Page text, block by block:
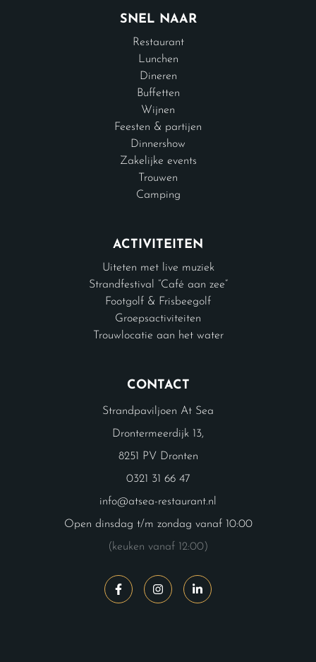
SNEL NAAR
Restaurant
Lunchen
Dineren
Buffetten
Wijnen
Feesten & partijen
Dinnershow
Zakelijke events
Trouwen
Camping
ACTIVITEITEN
Uiteten met live muziek
Strandfestival “Café aan zee”
Footgolf & Frisbeegolf
Groepsactiviteiten
Trouwlocatie aan het water
CONTACT
Strandpaviljoen At Sea
Drontermeerdijk 13,
8251 PV Dronten
0321 31 66 47
info@atsea-restaurant.nl
Open dinsdag t/m zondag vanaf 10:00
(keuken vanaf 12:00)